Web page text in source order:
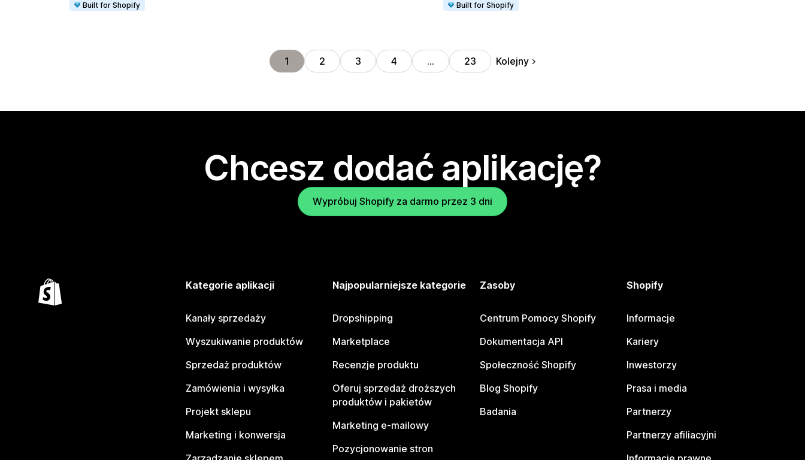
Built for Shopify
Built for Shopify
1 2 3 4 … 23 Kolejny
Chcesz dodać aplikację?
Wypróbuj Shopify za darmo przez 3 dni
Kategorie aplikacji
Kanały sprzedaży
Wyszukiwanie produktów
Sprzedaż produktów
Zamówienia i wysyłka
Projekt sklepu
Marketing i konwersja
Najpopularniejsze kategorie
Dropshipping
Marketplace
Recenzje produktu
Oferuj sprzedaż droższych
produktów i pakietów
Marketing e-mailowy
Pozycjonowanie stron
Zasoby
Centrum Pomocy Shopify
Dokumentacja API
Społeczność Shopify
Blog Shopify
Badania
Shopify
Informacje
Kariery
Inwestorzy
Prasa i media
Partnerzy
Partnerzy afiliacyjni